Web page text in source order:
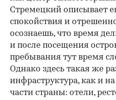
Стремецкий описывает
спокойствия и
осознаешь, что время
и после посещения
пребывания тут время
Однако здесь такая же
инфраструктура, как и
части страны: отели,